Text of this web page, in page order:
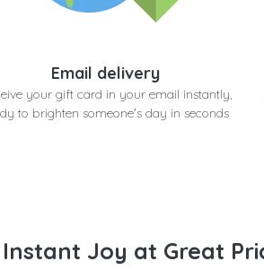
Email delivery
your gift card in your email instantly,
to brighten someone's day in seconds
Joy at Great